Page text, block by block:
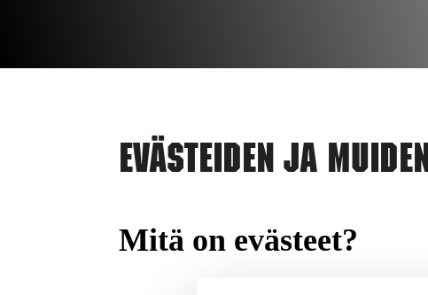
Evästeiden ja
Mitä on evästeet?